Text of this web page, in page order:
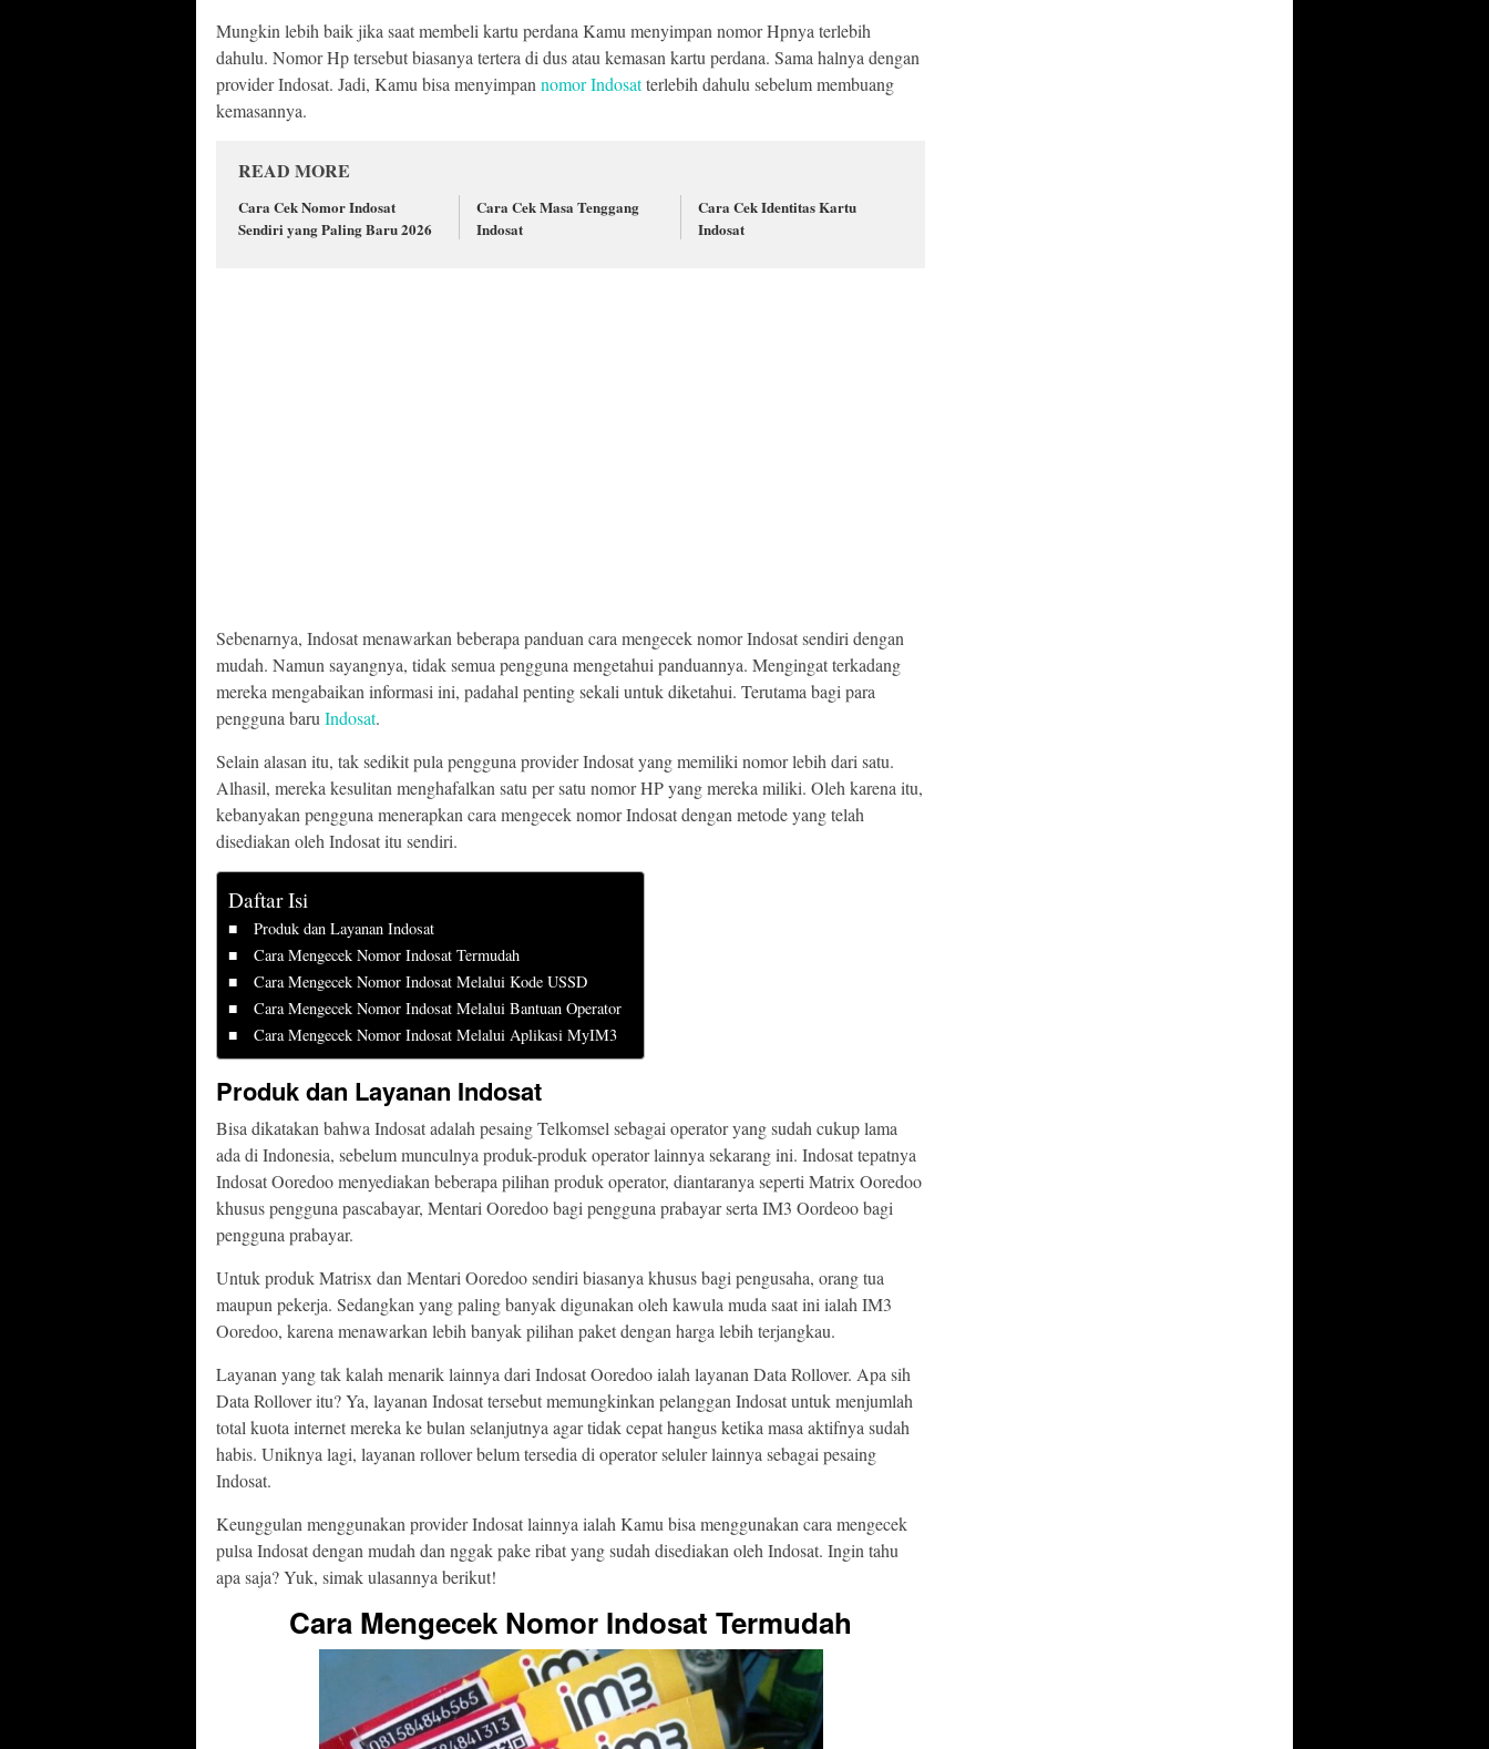
Mungkin lebih baik jika saat membeli kartu perdana Kamu menyimpan nomor Hpnya terlebih
dahulu. Nomor Hp tersebut biasanya tertera di dus atau kemasan kartu perdana. Sama halnya dengan
provider Indosat. Jadi, Kamu bisa menyimpan nomor Indosatterlebih dahulu sebelum membuang
kemasannya.
READ MORE
Cara Cek Nomor Indosat
Sendiri yang Paling Baru 2026
Cara Cek Masa Tenggang
Indosat
Cara Cek Identitas Kartu
Indosat
Sebenarnya, Indosat menawarkan beberapa panduan cara mengecek nomor Indosat sendiri dengan
mudah. Namun sayangnya, tidak semua pengguna mengetahui panduannya. Mengingat terkadang
mereka mengabaikan informasi ini, padahal penting sekali untuk diketahui. Terutama bagi para
pengguna baruIndosat.
Selain alasan itu, tak sedikit pula pengguna provider Indosat yang memiliki nomor lebih dari satu.
Alhasil, mereka kesulitan menghafalkan satu per satu nomor HP yang mereka miliki. Oleh karena itu,
kebanyakan pengguna menerapkan cara mengecek nomor Indosat dengan metode yang telah
disediakan oleh Indosat itu sendiri.
Daftar Isi
Produk dan Layanan Indosat
Cara Mengecek Nomor Indosat Termudah
Cara Mengecek Nomor Indosat Melalui Kode USSD
Cara Mengecek Nomor Indosat Melalui Bantuan Operator
Cara Mengecek Nomor Indosat Melalui Aplikasi MyIM3
Produk dan Layanan Indosat
Bisa dikatakan bahwa Indosat adalah pesaing Telkomsel sebagai operator yang sudah cukup lama
ada di Indonesia, sebelum munculnya produk-produk operator lainnya sekarang ini. Indosat tepatnya
Indosat Ooredoo menyediakan beberapa pilihan produk operator, diantaranya seperti Matrix Ooredoo
khusus pengguna pascabayar, Mentari Ooredoo bagi pengguna prabayar serta IM3 Oordeoo bagi
pengguna prabayar.
Untuk produk Matrisx dan Mentari Ooredoo sendiri biasanya khusus bagi pengusaha, orang tua
maupun pekerja. Sedangkan yang paling banyak digunakan oleh kawula muda saat ini ialah IM3
Ooredoo, karena menawarkan lebih banyak pilihan paket dengan harga lebih terjangkau.
Layanan yang tak kalah menarik lainnya dari Indosat Ooredoo ialah layanan Data Rollover. Apa sih
Data Rollover itu? Ya, layanan Indosat tersebut memungkinkan pelanggan Indosat untuk menjumlah
total kuota internet mereka ke bulan selanjutnya agar tidak cepat hangus ketika masa aktifnya sudah
habis. Uniknya lagi, layanan rollover belum tersedia di operator seluler lainnya sebagai pesaing
Indosat.
Keunggulan menggunakan provider Indosat lainnya ialah Kamu bisa menggunakan cara mengecek
pulsa Indosat dengan mudah dan nggak pake ribat yang sudah disediakan oleh Indosat. Ingin tahu
apa saja? Yuk, simak ulasannya berikut!
Cara Mengecek Nomor Indosat Termudah